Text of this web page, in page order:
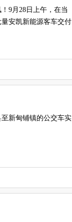
9月28日上午，在当
安凯新能源客车交付
新甸铺镇的公交车实